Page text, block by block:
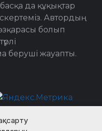
да құқықтар
Автордың
болып
беруші жауапты.